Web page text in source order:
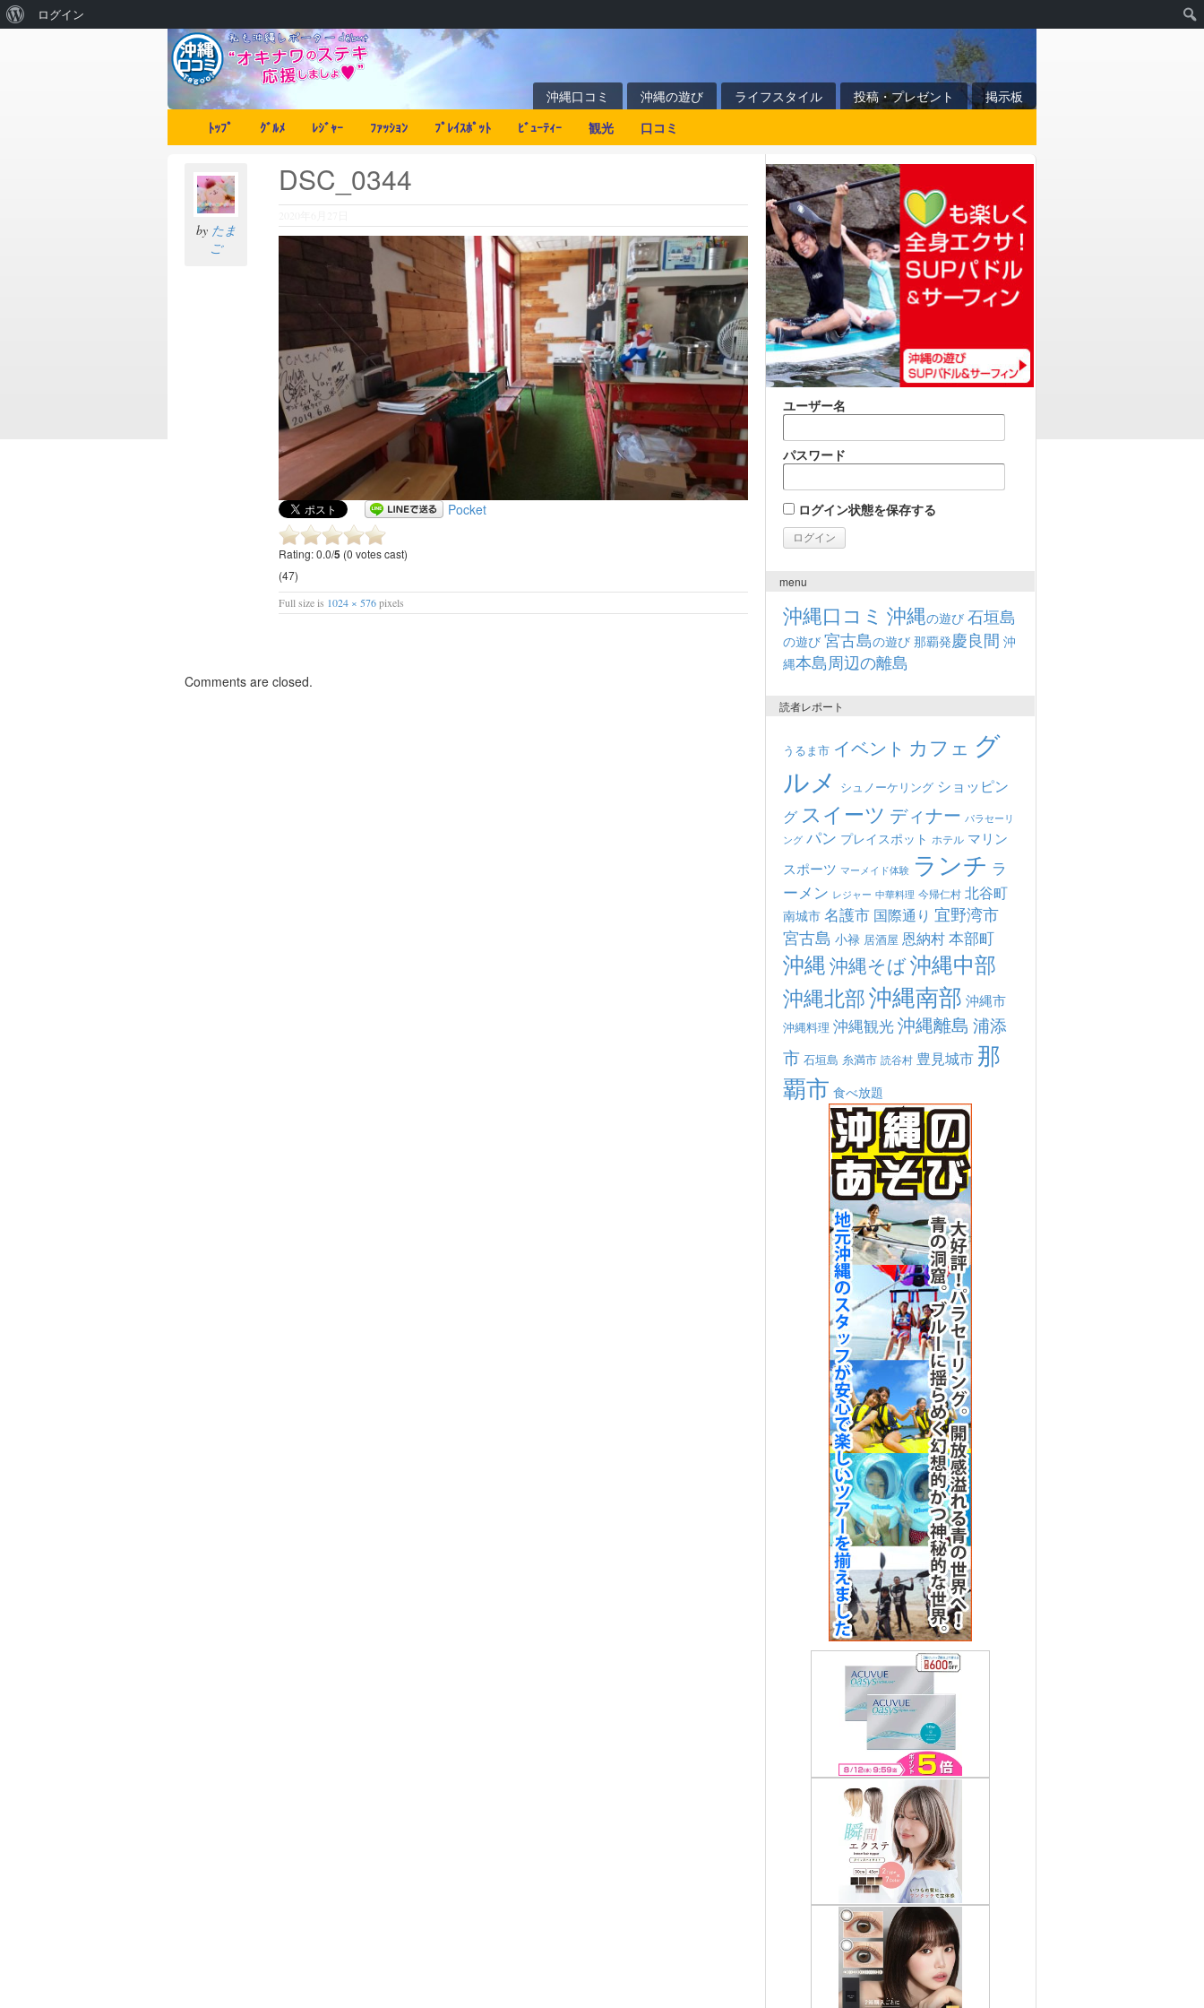
沖縄口コミ 沖縄の遊び ライフスタイル 投稿・プレゼント
掲示板
ﾄｯﾌﾟ
ｸﾞﾙﾒ ﾚｼﾞｬｰ ﾌｧｯｼｮﾝ ﾌﾟﾚｲｽﾎﾟｯﾄ ﾋﾞｭｰﾃｨｰ 観光 口コミ
by たま
ご
DSC_0344
Pocket
Rating: 0.0/5 (0 votes cast)
(47)
Full size is 1024 × 576pixels
Comments are closed.
ユーザー名
パスワード
ログイン状態を保存する
menu
沖縄口コミ 沖縄の遊び 石垣島
の遊び 宮古島の遊び 那覇発慶良間 沖
縄本島周辺の離島
読者レポート
うるま市 イベント カフェ グ
ルメ シュノーケリング ショッピン
グ スイーツ ディナー パラセーリ
ング パン プレイスポット ホテル マリン
スポーツ マーメイド体験 ランチ ラ
ーメン レジャー 中華料理 今帰仁村 北谷町
南城市名護市 国際通り 宜野湾市
宮古島 小禄 居酒屋 恩納村本部町
沖縄沖縄そば沖縄中部
沖縄北部沖縄南部 沖縄市
沖縄料理 沖縄観光沖縄離島 浦添
市 石垣島 糸満市 読谷村 豊見城市 那
覇市 食べ放題
ログイン